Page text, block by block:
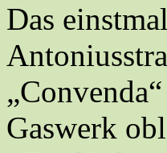
Das
Gaswerk